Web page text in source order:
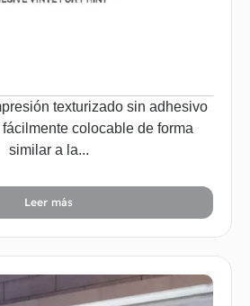
texturizado sin adhesivo
colocable de forma
similar a la...
Leer más